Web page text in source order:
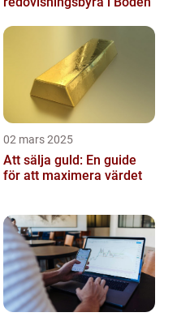
02 mars 2025
Att sälja guld: En guide
för att maximera värdet